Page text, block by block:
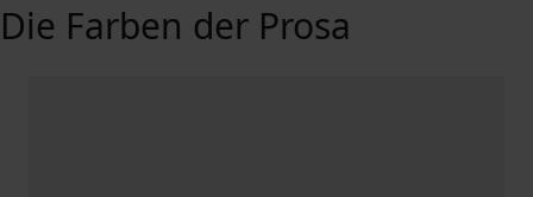
Die Farben der Prosa